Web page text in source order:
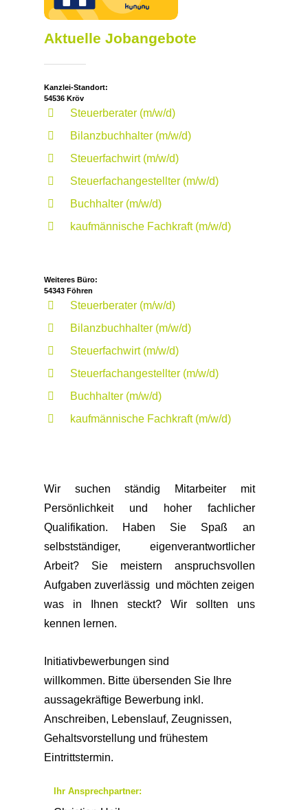
Aktuelle Jobangebote
Kanzlei-Standort:
54536 Kröv
Steuerberater (m/w/d)
Bilanzbuchhalter (m/w/d)
Steuerfachwirt (m/w/d)
Steuerfachangestellter (m/w/d)
Buchhalter (m/w/d)
kaufmännische Fachkraft (m/w/d)
Weiteres Büro:
54343 Föhren
Steuerberater (m/w/d)
Bilanzbuchhalter (m/w/d)
Steuerfachwirt (m/w/d)
Steuerfachangestellter (m/w/d)
Buchhalter (m/w/d)
kaufmännische Fachkraft (m/w/d)
Wir suchen ständig Mitarbeiter mit
Persönlichkeit und hoher fachlicher
Qualifikation. Haben Sie Spaß an
selbstständiger, eigenverantwortlicher
Arbeit? Sie meistern anspruchsvollen
Aufgaben zuverlässig und möchten zeigen
was in Ihnen steckt? Wir sollten uns
kennen lernen.
Initiativbewerbungen sind
willkommen. Bitte übersenden Sie Ihre
aussagekräftige Bewerbung inkl.
Anschreiben, Lebenslauf, Zeugnissen,
Gehaltsvorstellung und frühestem
Eintrittstermin.
Ihr Ansprechpartner: